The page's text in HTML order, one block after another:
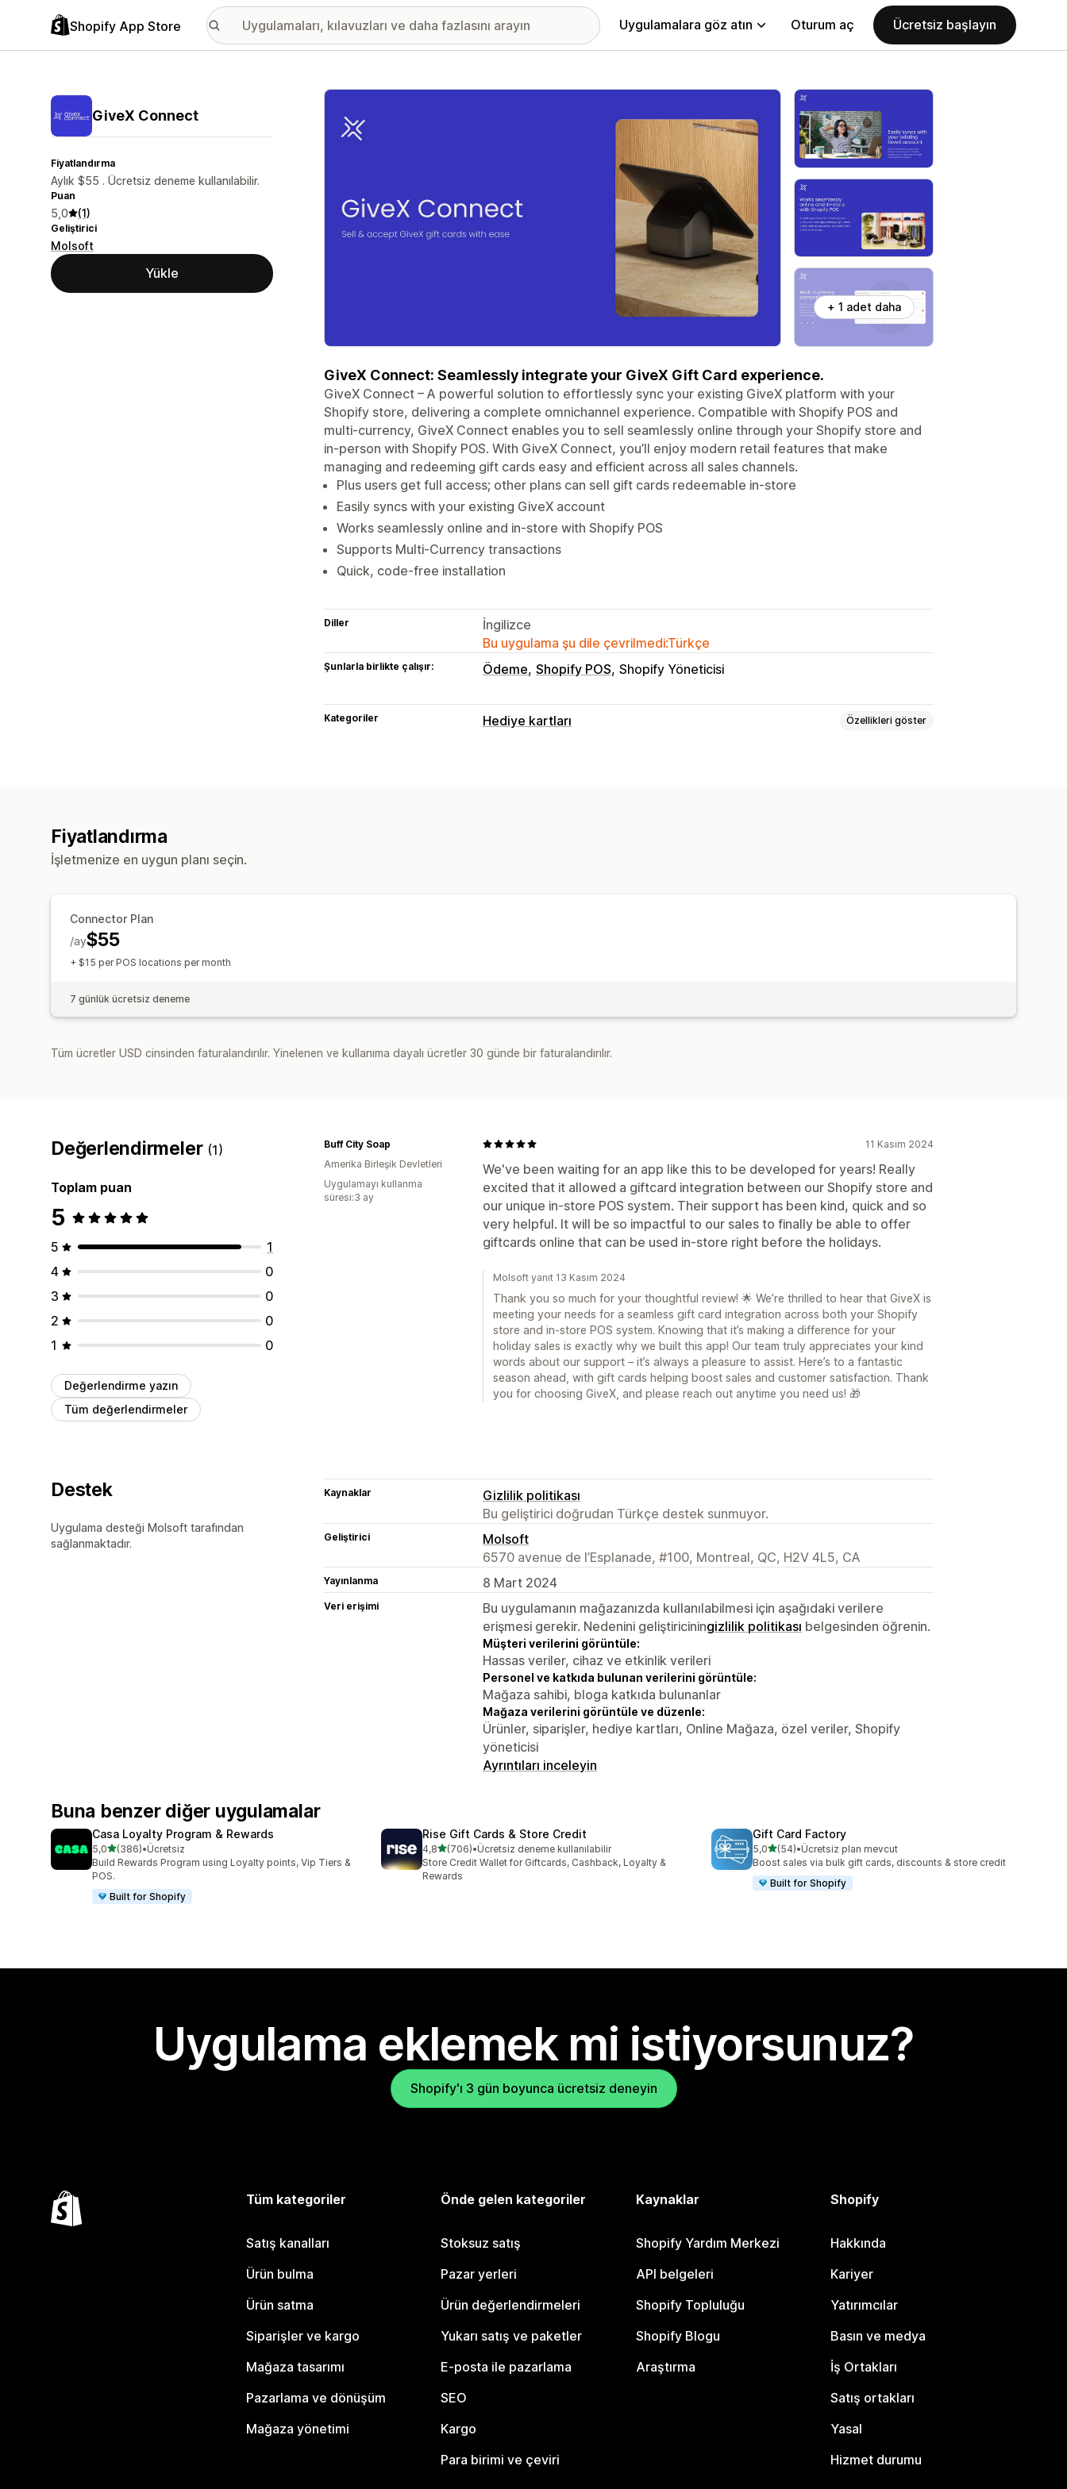
Shopify App Store Uygulamalara göz atın Oturum aç Ücretsiz başlayın
GiveX Connect
Fiyatlandırma
Aylık $55 . Ücretsiz deneme kullanılabilir.
Puan
5,0 (1)
Geliştirici
Molsoft
Yükle
Öne çıkan görsel galerisi
+ 1 adet daha
GiveX Connect: Seamlessly integrate your GiveX Gift Card experience.
GiveX Connect – A powerful solution to effortlessly sync your existing GiveX platform with your
Shopify store, delivering a complete omnichannel experience. Compatible with Shopify POS and
multi-currency, GiveX Connect enables you to sell seamlessly online through your Shopify store and
in-person with Shopify POS. With GiveX Connect, you’ll enjoy modern retail features that make
managing and redeeming gift cards easy and efficient across all sales channels.
Plus users get full access; other plans can sell gift cards redeemable in-store
Easily syncs with your existing GiveX account
Works seamlessly online and in-store with Shopify POS
Supports Multi-Currency transactions
Quick, code-free installation
Diller
İngilizce
Bu uygulama şu dile çevrilmedi:Türkçe
Şunlarla birlikte çalışır: Ödeme Shopify POS Shopify Yöneticisi
Kategoriler Hediye kartları Özellikleri göster
Fiyatlandırma
İşletmenize en uygun planı seçin.
Connector Plan
$55
/ay
+ $15 per POS locations per month
7 günlük ücretsiz deneme
Tüm ücretler USD cinsinden faturalandırılır. Yinelenen ve kullanıma dayalı ücretler 30 günde bir faturalandırılır.
Değerlendirmeler (1)
Toplam puan
5
5
1
4
0
3
0
2
0
1
0
Değerlendirme yazın
Tüm değerlendirmeler
11 Kasım 2024
We've been waiting for an app like this to be developed for years! Really
excited that it allowed a giftcard integration between our Shopify store and
our unique in-store POS system. Their support has been kind, quick and so
very helpful. It will be so impactful to our sales to finally be able to offer
giftcards online that can be used in-store right before the holidays.
Buff City Soap
Amerika Birleşik Devletleri
Uygulamayı kullanma
süresi:3 ay
Molsoft yanıt 13 Kasım 2024
Thank you so much for your thoughtful review! 🌟 We’re thrilled to hear that GiveX is
meeting your needs for a seamless gift card integration across both your Shopify
store and in-store POS system. Knowing that it’s making a difference for your
holiday sales is exactly why we built this app! Our team truly appreciates your kind
words about our support – it’s always a pleasure to assist. Here’s to a fantastic
season ahead, with gift cards helping boost sales and customer satisfaction. Thank
you for choosing GiveX, and please reach out anytime you need us! 🎁
Destek
Uygulama desteği Molsoft tarafından
sağlanmaktadır.
Kaynaklar
Gizlilik politikası
Bu geliştirici doğrudan Türkçe destek sunmuyor.
Geliştirici
Molsoft
6570 avenue de l’Esplanade, #100, Montreal, QC, H2V 4L5, CA
Yayınlanma 8 Mart 2024
Veri erişimi
Bu uygulamanın mağazanızda kullanılabilmesi için aşağıdaki verilere
erişmesi gerekir. Nedenini geliştiriciningizlilik politikası belgesinden öğrenin.
Müşteri verilerini görüntüle:
Hassas veriler, cihaz ve etkinlik verileri
Personel ve katkıda bulunan verilerini görüntüle:
Mağaza sahibi, bloga katkıda bulunanlar
Mağaza verilerini görüntüle ve düzenle:
Ürünler, siparişler, hediye kartları, Online Mağaza, özel veriler, Shopify
yöneticisi
Ayrıntıları inceleyin
Buna benzer diğer uygulamalar
Casa Loyalty Program & Rewards
5,05 yıldız üzerinden
(386)
toplam 386 değerlendirme
•Ücretsiz
Build Rewards Program using Loyalty points, Vip Tiers &
POS.
Built for Shopify
Rise Gift Cards & Store Credit
4,85 yıldız üzerinden
(706)
toplam 706 değerlendirme
•Ücretsiz deneme kullanılabilir
Store Credit Wallet for Giftcards, Cashback, Loyalty &
Rewards
Gift Card Factory
5,05 yıldız üzerinden
(54)
toplam 54 değerlendirme
•Ücretsiz plan mevcut
Boost sales via bulk gift cards, discounts & store credit
Built for Shopify
Uygulama eklemek mi istiyorsunuz?
Shopify'ı 3 gün boyunca ücretsiz deneyin
Tüm kategoriler
Satış kanalları
Ürün bulma
Ürün satma
Siparişler ve kargo
Mağaza tasarımı
Pazarlama ve dönüşüm
Mağaza yönetimi
Önde gelen kategoriler
Stoksuz satış
Pazar yerleri
Ürün değerlendirmeleri
Yukarı satış ve paketler
E-posta ile pazarlama
SEO
Kargo
Para birimi ve çeviri
Kaynaklar
Shopify Yardım Merkezi
API belgeleri
Shopify Topluluğu
Shopify Blogu
Araştırma
Shopify
Hakkında
Kariyer
Yatırımcılar
Basın ve medya
İş Ortakları
Satış ortakları
Yasal
Hizmet durumu